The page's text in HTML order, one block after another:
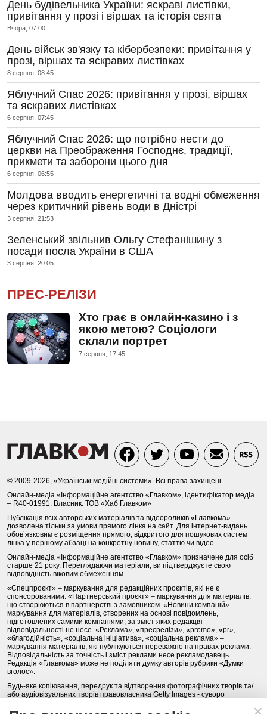
День будівельника України: яскраві листівки,
привітання у прозі і віршах та історія свята
Вчора, 07:00
День військ зв'язку та кібербезпеки: привітання у
прозі, віршах та яскравих листівках
8 серпня, 08:45
Яблучний Спас 2026: привітання у прозі, віршах
та яскравих листівках
6 серпня, 07:45
Яблучний Спас 2026: що потрібно нести до
церкви на Преображення Господнє, традиції,
прикмети та заборони цього дня
6 серпня, 06:55
Молдова вводить енергетичні та водні обмеження
через критичний рівень води в Дністрі
3 серпня, 21:53
Зеленський звільнив Ольгу Стефанішину з
посади посла України в США
3 серпня, 20:05
ПРЕС-РЕЛІЗИ
Хто грає в онлайн-казино і з
якою метою? Соціологи
склали портрет
7 серпня, 17:45
© 2009-2026, «Українські медійні системи». Всі права захищені
Онлайн-медіа «Інформаційне агентство «Главком», ідентифікатор медіа
– R40-01991. Власник: ТОВ «Хаб Главком»
Публікація всіх авторських матеріалів та відеороликів «Главкома»
дозволена тільки за умови прямого лінка на сайт. Для інтернет-видань
обов’язковим є розміщення прямого, відкритого для пошукових систем
лінка у першому абзаці на конкретну новину, статтю чи відео.
Онлайн-медіа «Інформаційне агентство «Главком» призначене для осіб
старше 21 року. Переглядаючи матеріали, ви підтверджуєте свою
відповідність віковим обмеженням.
«Спецпроєкт» – маркування для редакційних проєктів, які не є
спонсорованими. «Партнерський проєкт» – маркування для матеріалів,
що створюються в партнерстві з замовником. «Новини компаній» –
маркування для матеріалів, створених на основі повідомлень,
підготовлених самими компаніями, за зміст яких редакція
відповідальності не несе. «Реклама», «пресрелізи», «promo», «pr»,
«благодійність», «соціальна ініціатива», «соціальна реклама» –
маркування матеріалів, які публікуються переважно на правах реклами.
Відповідальність за точність і зміст реклами несе рекламодавець.
Редакція «Главкома» може не поділяти думку авторів рубрики «Думки
вголос».
Будь-яке копіювання, передрук та відтворення фотографічних творів та/
або аудіовізуальних творів правовласника Getty Images - суворо